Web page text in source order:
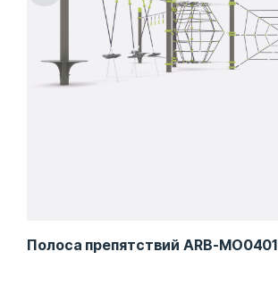
Полоса препятствий ARB-MO0401